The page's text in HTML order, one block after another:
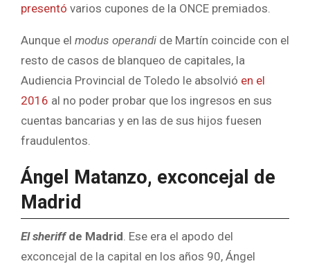
presentó varios cupones de la ONCE premiados.
Aunque el modus operandi de Martín coincide con el
resto de casos de blanqueo de capitales, la
Audiencia Provincial de Toledo le absolvió en el
2016 al no poder probar que los ingresos en sus
cuentas bancarias y en las de sus hijos fuesen
fraudulentos.
Ángel Matanzo, exconcejal de
Madrid
El sheriff de Madrid. Ese era el apodo del
exconcejal de la capital en los años 90, Ángel